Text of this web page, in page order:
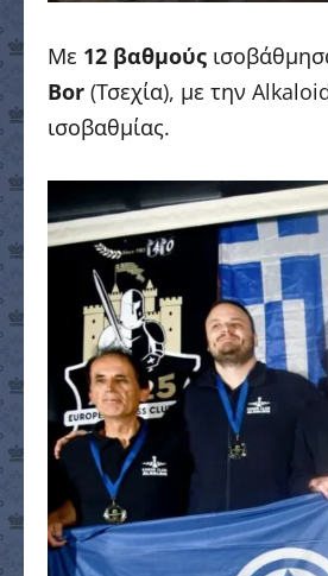
Με 12 βαθμούς
Bor (Τσεχία), με την
ισοβαθμίας.